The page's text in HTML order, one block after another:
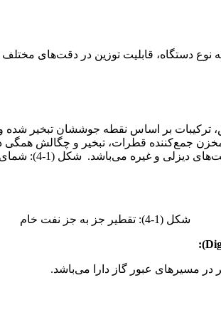
نوع دستگاه، قابلیت توزین در دقت‌های مختلف
بر اساس نقطه جوششان تبخیر شده
جمع‌کننده قطرات، تبخیر و چگالش
کلی از تقطیر جز به جز نفت خام را نمایش می‌دهد.
شکل (1-4): تقطیر جز به جز نفت خام
در مسیرهای عبور گاز دارا می‌باشد.